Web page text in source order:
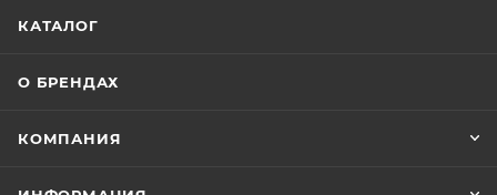
КАТАЛОГ
О БРЕНДАХ
КОМПАНИЯ